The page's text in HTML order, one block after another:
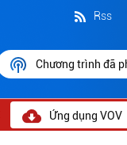
Rss
Chương trình đã
Ứng dụng VOV